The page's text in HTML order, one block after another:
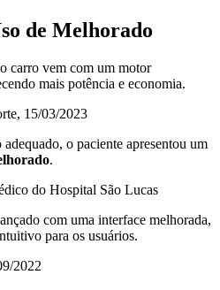
de Melhorado
carro vem com um motor
mais potência e economia.
15/03/2023
o paciente apresentou um
.
do Hospital São Lucas
com uma interface melhorada,
para os usuários.
2022